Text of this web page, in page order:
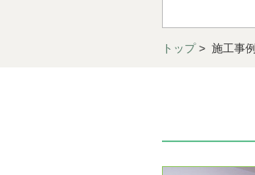
トップ> 施工事例